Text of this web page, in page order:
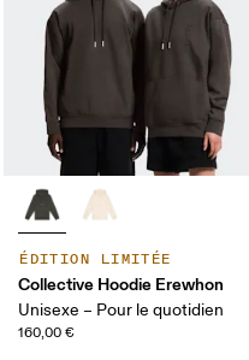
ÉDITION LIMITÉE
Collective Hoodie Erewhon
Unisexe – Pour le quotidien
160,00 €